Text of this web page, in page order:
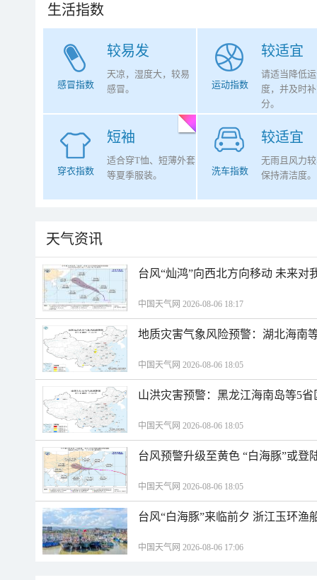
生活指数
较易发
感冒指数
天凉，湿度大，较易
感冒。
较适宜
运动指数
请适当降低
度，并及时
分。
短袖
穿衣指数
适合穿T恤、短薄外套
等夏季服装。
较适宜
洗车指数
无雨且风力
保持清洁度。
天气资讯
台风“灿鸿”向西北方向移动 未来对
中国天气网 2026-08-06 18:17
地质灾害气象风险预警：湖北海南
中国天气网 2026-08-06 18:05
山洪灾害预警：黑龙江海南岛等5
中国天气网 2026-08-06 18:05
台风预警升级至黄色 “白海豚”或登
中国天气网 2026-08-06 18:05
台风“白海豚”来临前夕 浙江玉环渔
中国天气网 2026-08-06 17:06